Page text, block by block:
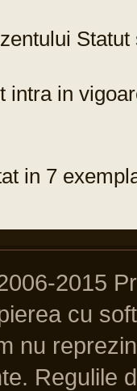
intra in
in 7
2015
cu
nu
Regulile